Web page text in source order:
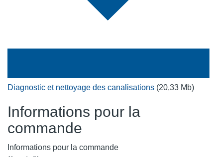
Diagnostic et nettoyage des canalisations (20,33 Mb)
Informations pour la
commande
Informations pour la commande